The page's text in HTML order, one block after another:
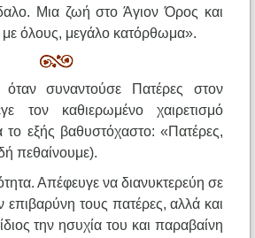
Μια ζωή στο Άγιον Όρος και
με όλους, μεγάλο κατόρθωμα».
συναντούσε Πατέρες στον
τον καθιερωμένο χαιρετισμό
το εξής βαθυστόχαστο: «Πατέρες,
πεθαίνουμε).
Απέφευγε να διανυκτερεύη σε
επιβαρύνη τους πατέρες, αλλά και
την ησυχία του και παραβαίνη